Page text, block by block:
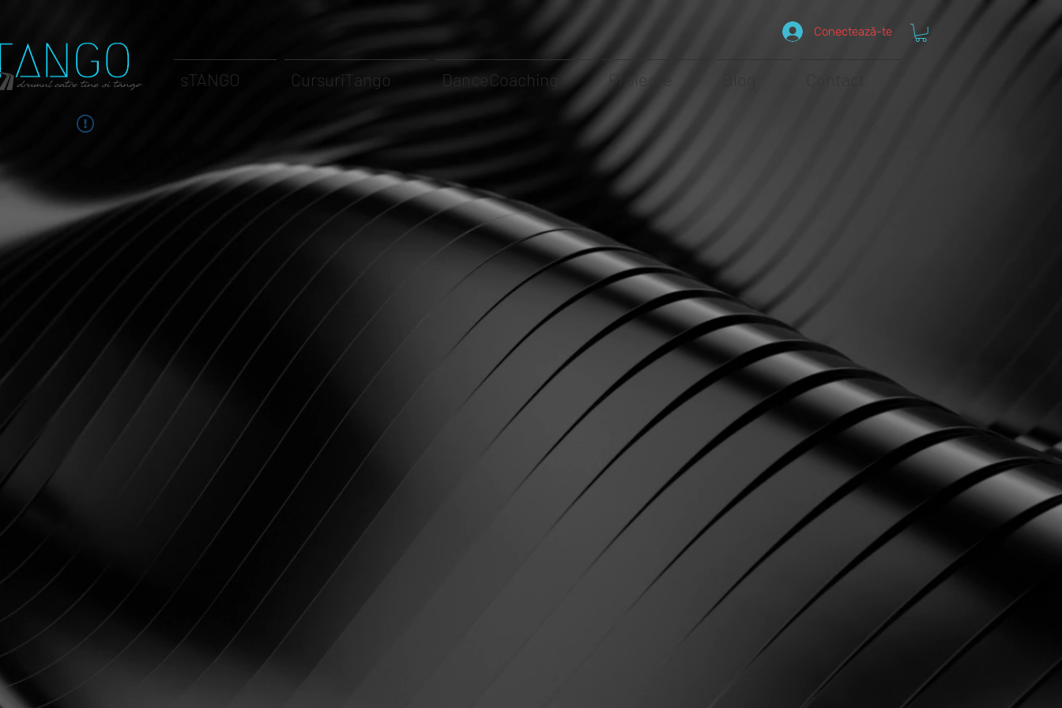
Conectează-te
sTANGO CursuriTango DanceCoaching Proiecte